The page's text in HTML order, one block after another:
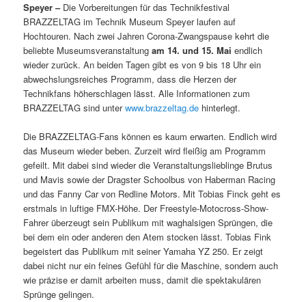
Speyer – Die Vorbereitungen für das Technikfestival
BRAZZELTAG im Technik Museum Speyer laufen auf
Hochtouren. Nach zwei Jahren Corona-Zwangspause kehrt die
beliebte Museumsveranstaltung am 14. und 15. Mai endlich
wieder zurück. An beiden Tagen gibt es von 9 bis 18 Uhr ein
abwechslungsreiches Programm, dass die Herzen der
Technikfans höherschlagen lässt. Alle Informationen zum
BRAZZELTAG sind unterwww.brazzeltag.de hinterlegt.
Die BRAZZELTAG-Fans können es kaum erwarten. Endlich wird
das Museum wieder beben. Zurzeit wird fleißig am Programm
gefeilt. Mit dabei sind wieder die Veranstaltungslieblinge Brutus
und Mavis sowie der Dragster Schoolbus von Haberman Racing
und das Fanny Car von Redline Motors. Mit Tobias Finck geht es
erstmals in luftige FMX-Höhe. Der Freestyle-Motocross-Show-
Fahrer überzeugt sein Publikum mit waghalsigen Sprüngen, die
bei dem ein oder anderen den Atem stocken lässt. Tobias Fink
begeistert das Publikum mit seiner Yamaha YZ 250. Er zeigt
dabei nicht nur ein feines Gefühl für die Maschine, sondern auch
wie präzise er damit arbeiten muss, damit die spektakulären
Sprünge gelingen.